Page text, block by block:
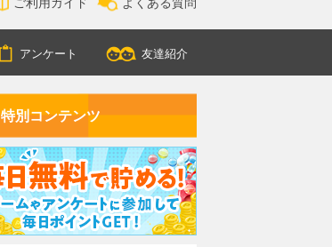
アンケート 友達紹介
特別コンテンツ